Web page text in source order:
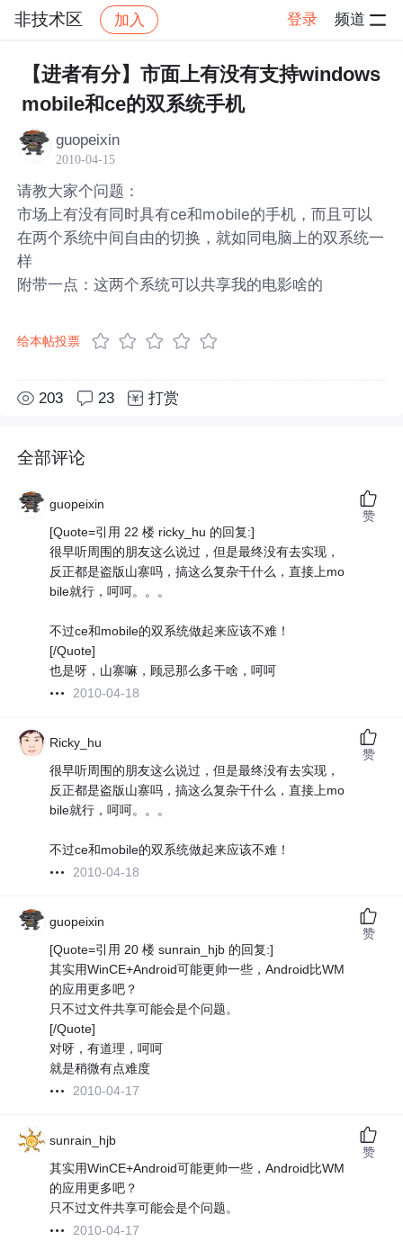
非技术区 加入 登录 频道
社区 非技术区 帖子详情
【进者有分】市面上有没有支持windows
mobile和ce的双系统手机
guopeixin
2010-04-15
请教大家个问题：
市场上有没有同时具有ce和mobile的手机，而且可以
在两个系统中间自由的切换，就如同电脑上的双系统一
样
附带一点：这两个系统可以共享我的电影啥的
给本帖投票
203 23 打赏
全部评论
guopeixin
[Quote=引用 22 楼 ricky_hu 的回复:]
很早听周围的朋友这么说过，但是最终没有去实现，
反正都是盗版山寨吗，搞这么复杂干什么，直接上mo
bile就行，呵呵。。。
不过ce和mobile的双系统做起来应该不难！
[/Quote]
也是呀，山寨嘛，顾忌那么多干啥，呵呵
2010-04-18
赞
Ricky_hu
很早听周围的朋友这么说过，但是最终没有去实现，
反正都是盗版山寨吗，搞这么复杂干什么，直接上mo
bile就行，呵呵。。。
不过ce和mobile的双系统做起来应该不难！
2010-04-18
赞
guopeixin
[Quote=引用 20 楼 sunrain_hjb 的回复:]
其实用WinCE+Android可能更帅一些，Android比WM
的应用更多吧？
只不过文件共享可能会是个问题。
[/Quote]
对呀，有道理，呵呵
就是稍微有点难度
2010-04-17
赞
sunrain_hjb
其实用WinCE+Android可能更帅一些，Android比WM
的应用更多吧？
只不过文件共享可能会是个问题。
2010-04-17
赞